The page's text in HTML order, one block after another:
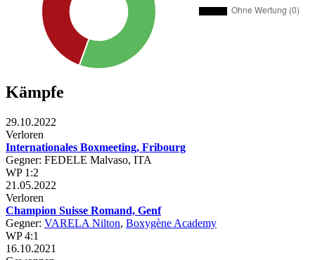
Kämpfe
29.10.2022
Verloren
Internationales Boxmeeting, Fribourg
Gegner: FEDELE Malvaso, ITA
WP 1:2
21.05.2022
Verloren
Champion Suisse Romand, Genf
Gegner: VARELA Nilton, Boxygène Academy
WP 4:1
16.10.2021